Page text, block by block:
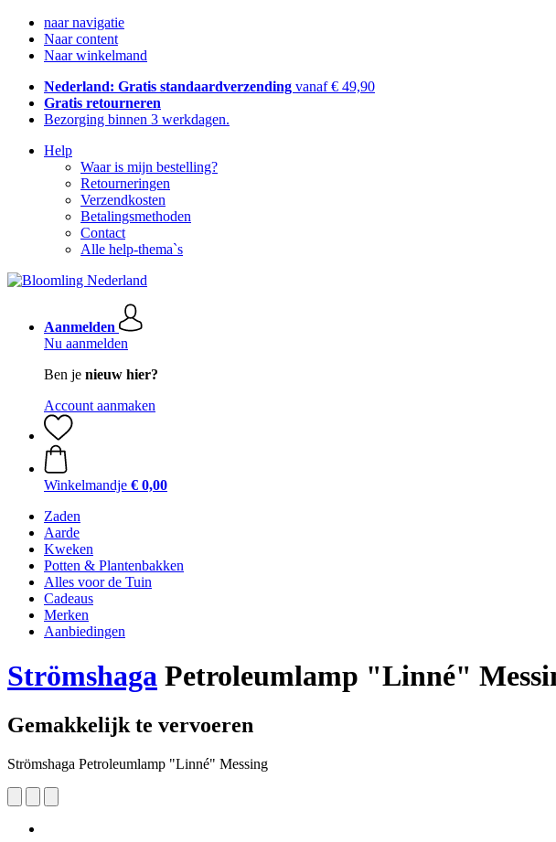
naar navigatie
Naar content
Naar winkelmand
Nederland: Gratis standaardverzending vanaf € 49,90
Gratis retourneren
Bezorging binnen 3 werkdagen.
Help
Waar is mijn bestelling?
Retourneringen
Verzendkosten
Betalingsmethoden
Contact
Alle help-thema`s
Aanmelden
Nu aanmelden
Ben je nieuw hier?
Account aanmaken
Winkelmandje € 0,00
Zaden
Aarde
Kweken
Potten & Plantenbakken
Alles voor de Tuin
Cadeaus
Merken
Aanbiedingen
Strömshaga Petroleumlamp "Linné"
Gemakkelijk te vervoeren
Strömshaga Petroleumlamp "Linné" Messing